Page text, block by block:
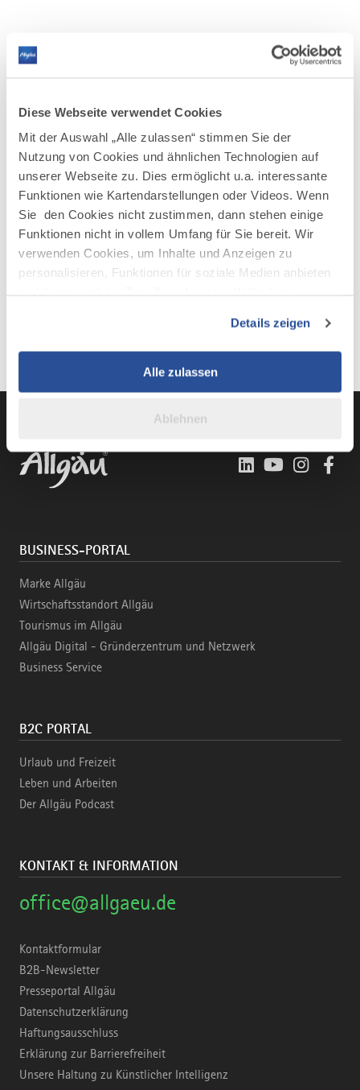
Diese Webseite verwendet Cookies
Mit der Auswahl „Alle zulassen“ stimmen Sie der
Nutzung von Cookies und ähnlichen Technologien auf
unserer Webseite zu. Dies ermöglicht u.a. interessante
Funktionen wie Kartendarstellungen oder Videos. Wenn
Sie den Cookies nicht zustimmen, dann stehen einige
Funktionen nicht in vollem Umfang für Sie bereit. Wir
verwenden Cookies, um Inhalte und Anzeigen zu
personalisieren, Funktionen für soziale Medien anbieten
Verwendung unserer Website an unsere Partner für
soziale Medien, Werbung und Analysen weiter. Unsere
Partner führen diese Informationen möglicherweise mit
weiteren Daten zusammen, die Sie ihnen bereitgestellt
Details zeigen
Alle zulassen
Ablehnen
LinkedInYouTube
BUSINESS-PORTAL
Marke Allgäu
Wirtschaftsstandort Allgäu
Tourismus im Allgäu
Allgäu Digital - Gründerzentrum und Netzwerk
Business Service
B2C PORTAL
Urlaub und Freizeit
Leben und Arbeiten
Der Allgäu Podcast
KONTAKT & INFORMATION
office@allgaeu.de
Kontaktformular
B2B-Newsletter
Presseportal Allgäu
Datenschutzerklärung
Haftungsausschluss
Erklärung zur Barrierefreiheit
Unsere Haltung zu Künstlicher Intelligenz